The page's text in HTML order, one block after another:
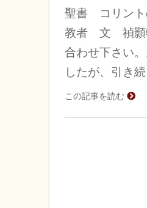
聖書 コリン
教者 文 禎顥
合わせ下さい
したが、引き
この記事を読む